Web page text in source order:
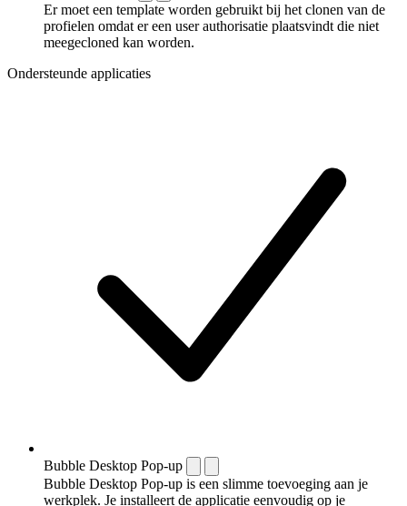
Er moet een template worden gebruikt bij het clonen van de
profielen omdat er een user authorisatie plaatsvindt die niet
meegecloned kan worden.
Ondersteunde applicaties
Bubble Desktop Pop-up
Bubble Desktop Pop-up is een slimme toevoeging aan je
werkplek. Je installeert de applicatie eenvoudig op je